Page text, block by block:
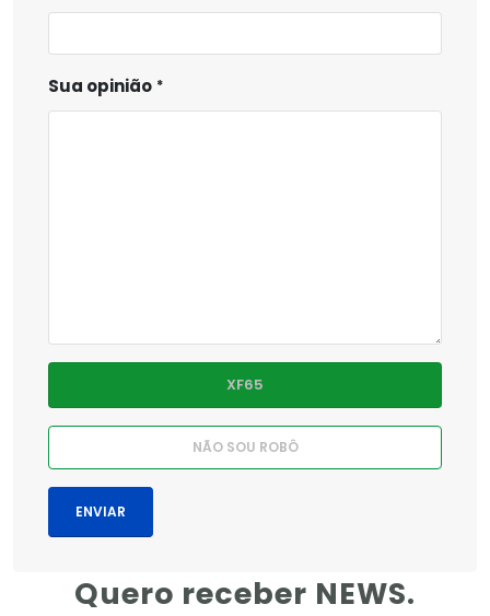
Sua opinião
Quero receber NEWS.